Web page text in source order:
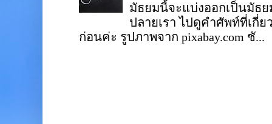
มัธยมนี้จะแบ่งออกเป็นมัธ
ปลายเรา ไปดูคำศัพท์ที่เกี่
ก่อนค่ะ รูปภาพจาก pixabay.com ชั...